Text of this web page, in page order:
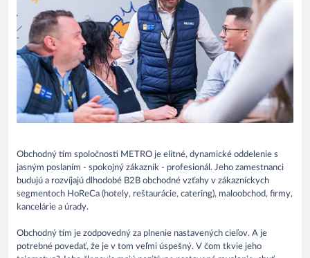
Obchodný tím spoločnosti METRO je elitné, dynamické oddelenie s
jasným poslaním - spokojný zákazník - profesionál. Jeho zamestnanci
budujú a rozvíjajú dlhodobé B2B obchodné vzťahy v zákazníckych
segmentoch HoReCa (hotely, reštaurácie, catering), maloobchod, firmy,
kancelárie a úrady.
Obchodný tím je zodpovedný za plnenie nastavených cieľov. A je
potrebné povedať, že je v tom veľmi úspešný. V čom tkvie jeho